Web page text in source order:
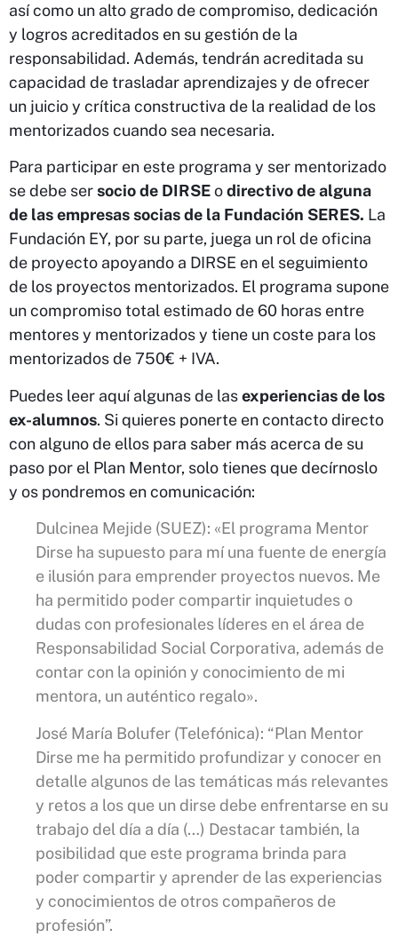
así como un alto grado de compromiso, dedicación
y logros acreditados en su gestión de la
responsabilidad. Además, tendrán acreditada su
capacidad de trasladar aprendizajes y de ofrecer
un juicio y crítica constructiva de la realidad de los
mentorizados cuando sea necesaria.
Para participar en este programa y ser mentorizado
se debe sersocio de DIRSEodirectivo de alguna
de las empresas socias de la Fundación SERES. La
Fundación EY, por su parte, juega un rol de oficina
de proyecto apoyando a DIRSE en el seguimiento
de los proyectos mentorizados. El programa supone
un compromiso total estimado de 60 horas entre
mentores y mentorizados y tiene un coste para los
mentorizados de 750€ + IVA.
Puedes leer aquí algunas de lasexperiencias de los
ex-alumnos. Si quieres ponerte en contacto directo
con alguno de ellos para saber más acerca de su
paso por el Plan Mentor, solo tienes que decírnoslo
y os pondremos en comunicación:
Dulcinea Mejide (SUEZ): «El programa Mentor
Dirse ha supuesto para mí una fuente de energía
e ilusión para emprender proyectos nuevos. Me
ha permitido poder compartir inquietudes o
dudas con profesionales líderes en el área de
Responsabilidad Social Corporativa, además de
contar con la opinión y conocimiento de mi
mentora, un auténtico regalo».
José María Bolufer (Telefónica): “Plan Mentor
Dirse me ha permitido profundizar y conocer en
detalle algunos de las temáticas más relevantes
y retos a los que un dirse debe enfrentarse en su
trabajo del día a día (…) Destacar también, la
posibilidad que este programa brinda para
poder compartir y aprender de las experiencias
y conocimientos de otros compañeros de
profesión”.